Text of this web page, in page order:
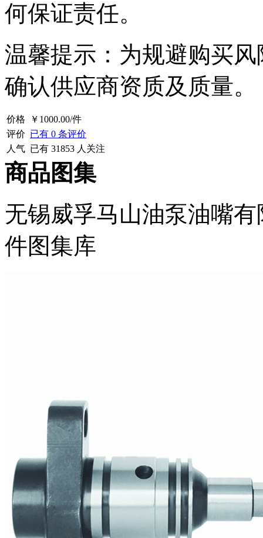
何保证责任。
温馨提示：为规避购买
确认供应商资质及质量。
价格 ￥ 1000.00/件
评价 已有 0 条评价
人气 已有 31853 人关注
商品图集
无锡威孚马山油泵油嘴
件图集库